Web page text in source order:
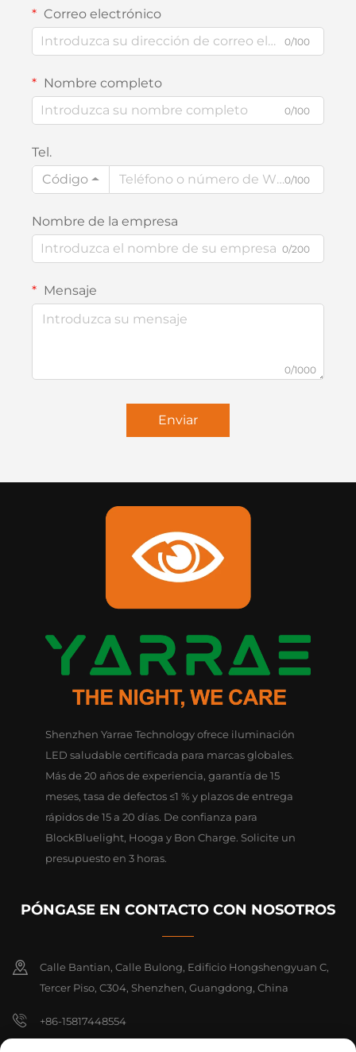
Correo electrónico
0/100
Nombre completo
0/100
Tel.
Código
0/100
Nombre de la empresa
0/200
Mensaje
0/1000
Enviar
Shenzhen Yarrae Technology ofrece iluminación
LED saludable certificada para marcas globales.
Más de 20 años de experiencia, garantía de 15
meses, tasa de defectos ≤1 % y plazos de entrega
rápidos de 15 a 20 días. De confianza para
BlockBluelight, Hooga y Bon Charge. Solicite un
presupuesto en 3 horas.
PÓNGASE EN CONTACTO CON NOSOTROS
Calle Bantian, Calle Bulong, Edificio Hongshengyuan C,
Tercer Piso, C304, Shenzhen, Guangdong, China
+86-15817448554